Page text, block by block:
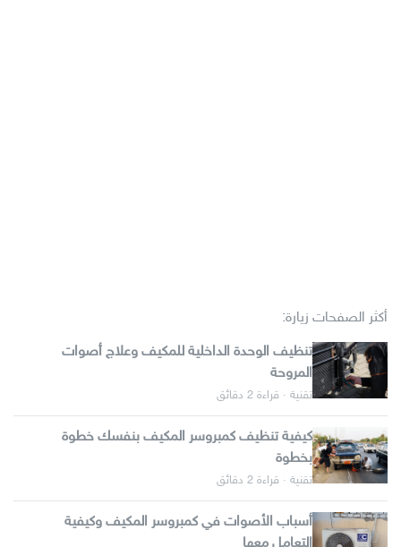
أكثر الصفحات زيارة:
تنظيف الوحدة الداخلية للمكيف وعلاج أصوات
المروحة
تقنية · قراءة 2 دقائق
كيفية تنظيف كمبروسر المكيف بنفسك خطوة
بخطوة
تقنية · قراءة 2 دقائق
أسباب الأصوات في كمبروسر المكيف وكيفية